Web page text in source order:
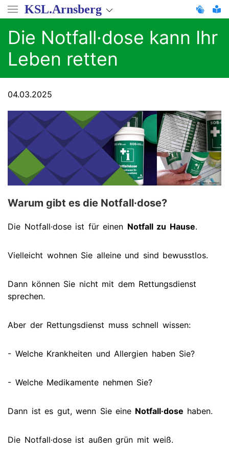
Direkt
zum
Inhalt
KSL.Arnsberg
Die Notfall·dose kann Ihr
Leben retten
04.03.2025
Warum gibt es die Notfall·dose?
Die Notfall·dose ist für einen Notfall zu Hause.
Vielleicht wohnen Sie alleine und sind bewusstlos.
Dann können Sie nicht mit dem Rettungsdienst
sprechen.
Aber der Rettungsdienst muss schnell wissen:
- Welche Krankheiten und Allergien haben Sie?
- Welche Medikamente nehmen Sie?
Dann ist es gut, wenn Sie eine Notfall·dose haben.
Die Notfall·dose ist außen grün mit weiß.